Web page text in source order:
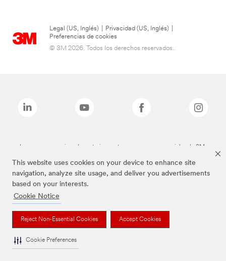
This website uses cookies on your device to enhance site
navigation, analyze site usage, and deliver you advertisements
based on your interests.
Cookie Notice
Reject Non-Essential Cookies Accept Cookies
Cookie Preferences
Legal (US, Inglés) Privacidad (US, Inglés)
Preferencias de cookies
© 3M 2026. Todos los derechos reservados..
Las marcas mencionadas anteriormente son marcas comerciales de 3M.